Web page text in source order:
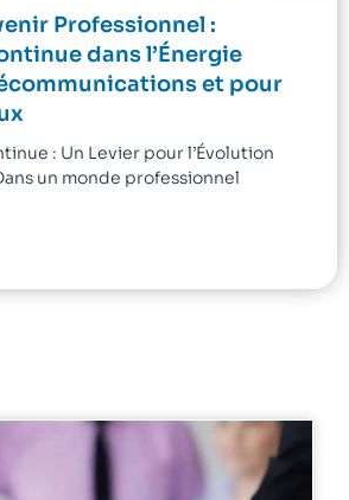
Professionnel :
dans l’Énergie
et pour
: Un Levier pour l’Évolution
un monde professionnel